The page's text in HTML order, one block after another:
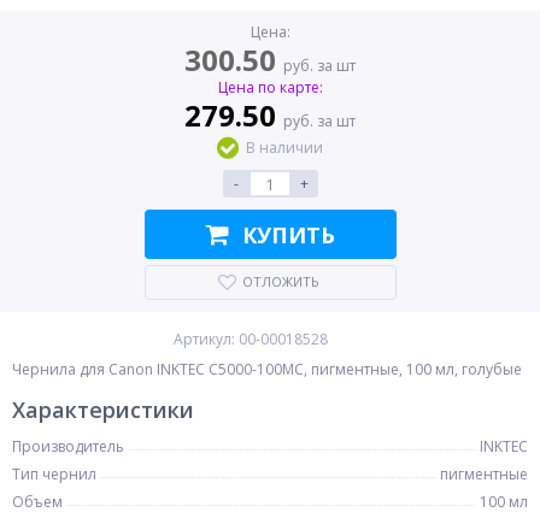
Цена:
300.50 руб. за шт
Цена по карте:
279.50 руб. за шт
В наличии
-
+
КУПИТЬ
ОТЛОЖИТЬ
Артикул: 00-00018528
Чернила для Canon INKTEC C5000-100MC, пигментные, 100 мл, голубые
Характеристики
Производитель
INKTEC
Тип чернил
пигментные
Объем
100 мл